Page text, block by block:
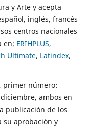
y Arte y acepta
inglés, francés
centros nacionales
en: ERIHPLUS,
Ultimate, Latindex,
primer número:
ambos en
publicación de los
su aprobación y